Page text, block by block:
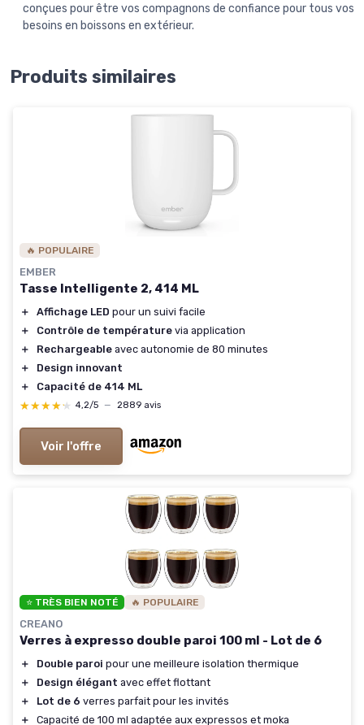
conçues pour être vos compagnons de confiance pour tous vos
besoins en boissons en extérieur.
Produits similaires
🔥 POPULAIRE
EMBER
Tasse Intelligente 2, 414 ML
＋ Affichage LED pour un suivi facile
＋
Contrôle de température via application
＋
Rechargeable avec autonomie de 80 minutes
＋
Design innovant
＋
Capacité de 414 ML
★★★★★
★★★★★ 4,2/5 — 2889 avis
Voir l'offre
⭐ TRÈS BIEN NOTÉ 🔥 POPULAIRE
CREANO
Verres à expresso double paroi 100 ml - Lot de 6
＋ Double paroi pour une meilleure isolation thermique
＋
Design élégant avec effet flottant
＋
Lot de 6 verres parfait pour les invités
＋
Capacité de 100 ml adaptée aux expressos et moka